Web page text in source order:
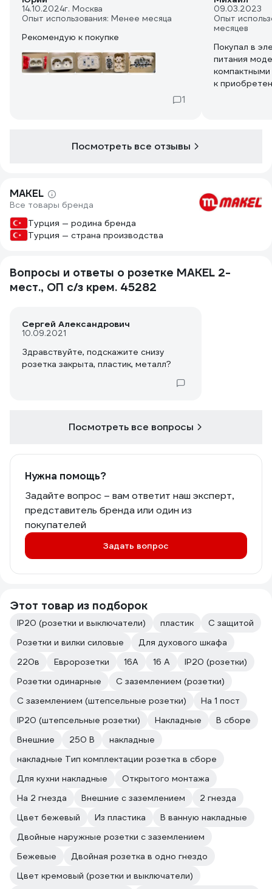
14.10.2024г. Москва
Опыт использования: Менее месяца
Рекомендую к покупке
1
09.03.2023
Опыт
месяцев
Покупал в
питания
к
Посмотреть все отзывы
MAKEL
Все товары бренда
Турция — родина бренда
Турция — страна производства
Вопросы и ответы о розетке MAKEL 2-
мест., ОП с/з крем. 45282
Сергей Александрович
10.09.2021
Здравствуйте, подскажите снизу
розетка закрыта, пластик, металл?
Посмотреть все вопросы
Нужна помощь?
Задайте вопрос – вам ответит наш эксперт,
представитель бренда или один из
покупателей
Задать вопрос
Этот товар из подборок
IP20 (розетки и выключатели) пластик
С защитой
Розетки и вилки силовые
Для духового шкафа
220в
Евророзетки 16А 16 А
IP20 (розетки)
Розетки одинарные
С заземлением (розетки)
С заземлением (штепсельные розетки)
На 1 пост
IP20 (штепсельные розетки)
Накладные
В сборе
Внешние
250 В
накладные
накладные Тип комплектации розетка в сборе
Для кухни накладные
Открытого монтажа
На 2 гнезда
Внешние с заземлением
2 гнезда
Цвет бежевый
Из пластика
В ванную накладные
Двойные наружные розетки с заземлением
Бежевые
Двойная розетка в одно гнездо
Цвет кремовый (розетки и выключатели)